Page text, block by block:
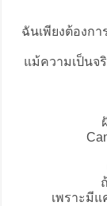
ฉันเพียงต้องกา
แม้ความเป็นจ
เพราะมี